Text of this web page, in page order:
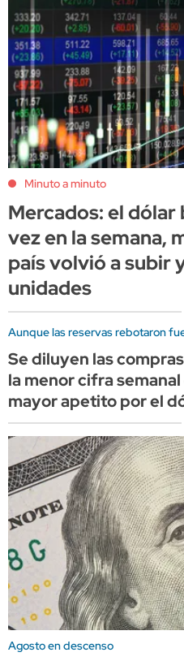
Minuto a minuto
Mercados: el
vez en la semana,
país volvió a subir
unidades
Aunque las reservas rebotaron
Se diluyen las
la menor cifra
mayor apetito por el
Agosto en descenso